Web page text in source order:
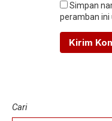
Simpan
peramban ini
Cari